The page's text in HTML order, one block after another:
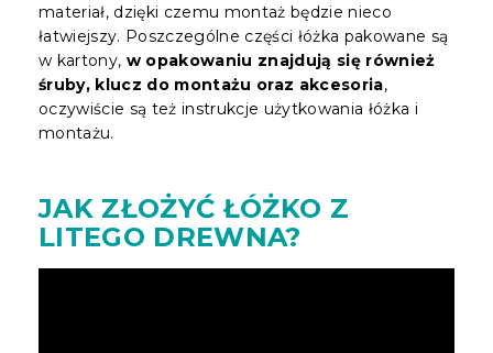
materiał, dzięki czemu montaż będzie nieco
łatwiejszy. Poszczególne części łóżka pakowane są
w kartony, w opakowaniu znajdują się również
śruby, klucz do montażu oraz akcesoria,
oczywiście są też instrukcje użytkowania łóżka i
montażu.
JAK ZŁOŻYĆ ŁÓŻKO Z
LITEGO DREWNA?